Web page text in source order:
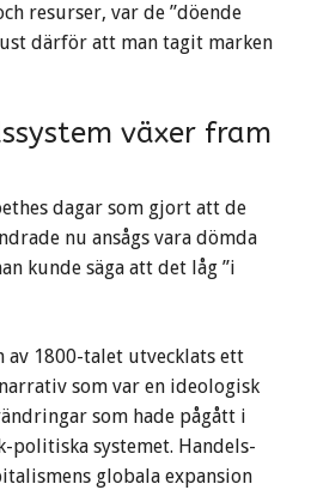
resurser, var de ”döende
därför att man tagit marken
växer fram
dagar som gjort att de
nu ansågs vara dömda
kunde säga att det låg ”i
av 1800-talet utvecklats ett
som var en ideologisk
som hade pågått i
politiska systemet. Handels-
globala expansion